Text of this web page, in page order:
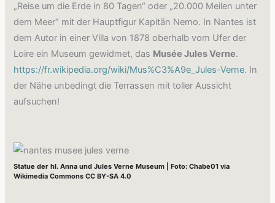
„Reise um die Erde in 80 Tagen“ oder „20.000 Meilen unter
dem Meer“ mit der Hauptfigur Kapitän Nemo. In Nantes ist
dem Autor in einer Villa von 1878 oberhalb vom Ufer der
Loire ein Museum gewidmet, das Musée Jules Verne.
https://fr.wikipedia.org/wiki/Mus%C3%A9e_Jules-Verne. In
der Nähe unbedingt die Terrassen mit toller Aussicht
aufsuchen!
Statue der hl. Anna und Jules Verne Museum | Foto: Chabe01 via
Wikimedia Commons CC BY-SA 4.0